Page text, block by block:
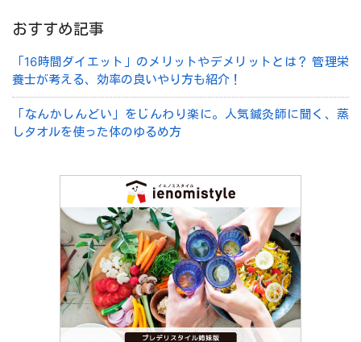
おすすめ記事
「16時間ダイエット」のメリットやデメリットとは？ 管理栄
養士が考える、効率の良いやり方も紹介！
「なんかしんどい」をじんわり楽に。人気鍼灸師に聞く、蒸
しタオルを使った体のゆるめ方